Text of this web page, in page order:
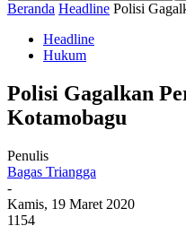
Beranda Headline Polisi
Headline
Hukum
Polisi Gagalkan
Kotamobagu
Penulis
Bagas Triangga
-
Kamis, 19 Maret 2020
1154